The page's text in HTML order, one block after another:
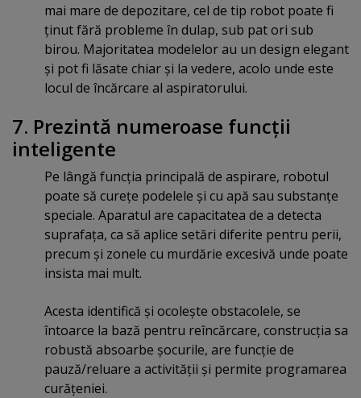
mai mare de depozitare, cel de tip robot poate fi
ţinut fără probleme în dulap, sub pat ori sub
birou. Majoritatea modelelor au un design elegant
şi pot fi lăsate chiar şi la vedere, acolo unde este
locul de încărcare al aspiratorului.
7. Prezintă numeroase funcţii
inteligente
Pe lângă funcţia principală de aspirare, robotul
poate să cureţe podelele şi cu apă sau substanţe
speciale. Aparatul are capacitatea de a detecta
suprafaţa, ca să aplice setări diferite pentru perii,
precum şi zonele cu murdărie excesivă unde poate
insista mai mult.
Acesta identifică şi ocoleşte obstacolele, se
întoarce la bază pentru reîncărcare, construcţia sa
robustă absoarbe şocurile, are funcţie de
pauză/reluare a activităţii şi permite programarea
curăţeniei.